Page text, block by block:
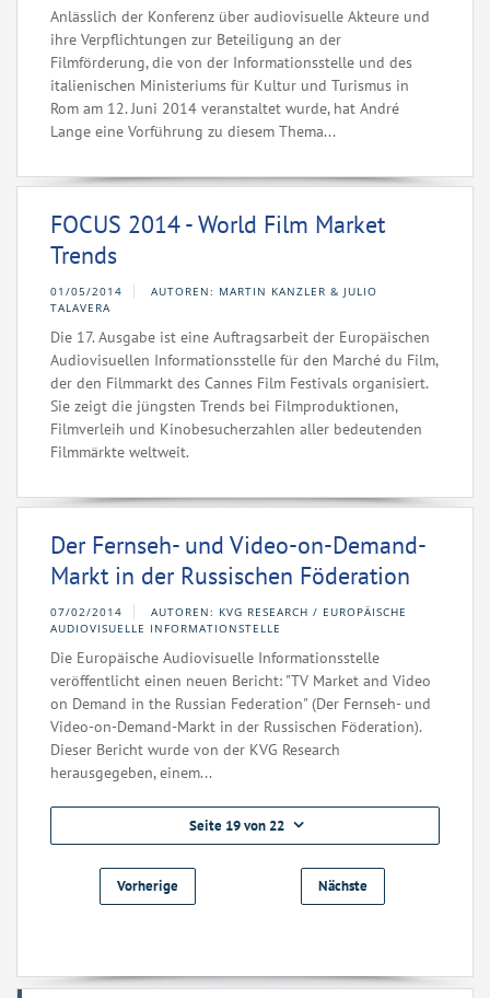
Anlässlich der Konferenz über audiovisuelle Akteure und
ihre Verpflichtungen zur Beteiligung an der
Filmförderung, die von der Informationsstelle und des
italienischen Ministeriums für Kultur und Turismus in
Rom am 12. Juni 2014 veranstaltet wurde, hat André
Lange eine Vorführung zu diesem Thema...
FOCUS 2014 - World Film Market
Trends
01/05/2014
AUTOREN: MARTIN KANZLER & JULIO
TALAVERA
Die 17. Ausgabe ist eine Auftragsarbeit der Europäischen
Audiovisuellen Informationsstelle für den Marché du Film,
der den Filmmarkt des Cannes Film Festivals organisiert.
Sie zeigt die jüngsten Trends bei Filmproduktionen,
Filmverleih und Kinobesucherzahlen aller bedeutenden
Filmmärkte weltweit.
Der Fernseh- und Video-on-Demand-
Markt in der Russischen Föderation
07/02/2014
AUTOREN: KVG RESEARCH / EUROPÄISCHE
AUDIOVISUELLE INFORMATIONSTELLE
Die Europäische Audiovisuelle Informationsstelle
veröffentlicht einen neuen Bericht: "TV Market and Video
on Demand in the Russian Federation" (Der Fernseh- und
Video-on-Demand-Markt in der Russischen Föderation).
Dieser Bericht wurde von der KVG Research
herausgegeben, einem...
Seite 19 von 22
Vorherige Nächste